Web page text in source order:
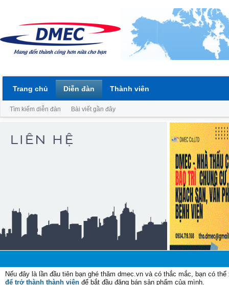
Nếu đây là lần đầu tiên bạn ghé thăm dmec.vn và có thắc mắc, bạn có
để trở thành thành viên để bắt đầu đăng bán sản phẩm của mình.
Trang chủ Diễn đàn
Tìm kiếm diễn đàn Bài viết gần đây
Thành viên